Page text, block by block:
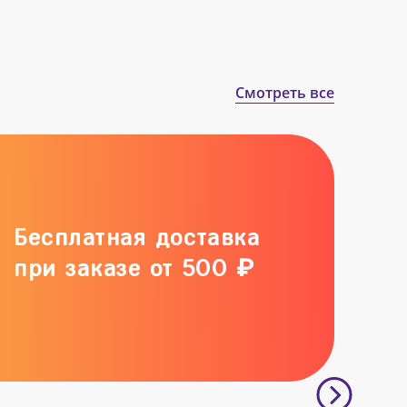
Смотреть все
Бесплатная доставка
при заказе от 500 ₽